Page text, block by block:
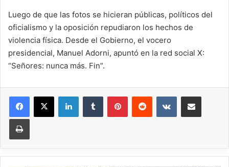
Luego de que las fotos se hicieran públicas, políticos del
oficialismo y la oposición repudiaron los hechos de
violencia física. Desde el Gobierno, el vocero
presidencial, Manuel Adorni, apuntó en la red social X:
“Señores: nunca más. Fin”.